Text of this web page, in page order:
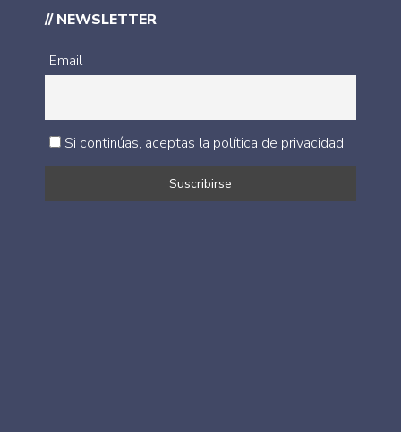
// NEWSLETTER
Email
Si continúas, aceptas la política de privacidad